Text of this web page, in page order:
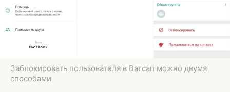
Заблокировать пользователя в Ватсап можно двумя
способами